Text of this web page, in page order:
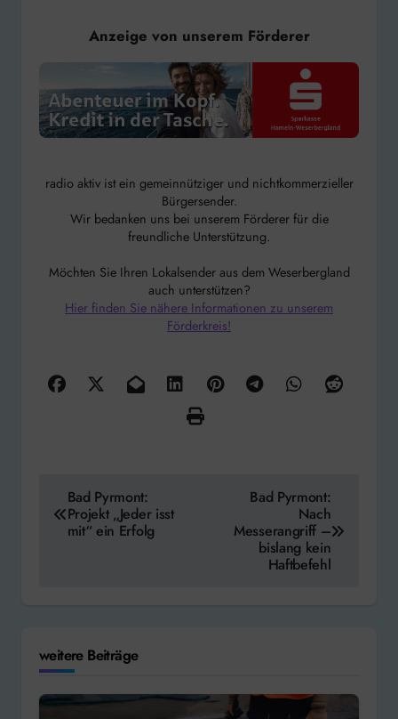
Anzeige von unserem Förderer
radio aktiv ist ein gemeinnütziger und nichtkommerzieller
Bürgersender.
Wir bedanken uns bei unserem Förderer für die
freundliche Unterstützung.
Möchten Sie Ihren Lokalsender aus dem Weserbergland
auch unterstützen?
Hier finden Sie nähere Informationen zu unserem
Förderkreis!
Beitragsnavigation
Bad Pyrmont:
Projekt „Jeder isst
mit“ ein Erfolg
Bad Pyrmont:
Nach
Messerangriff –
bislang kein
Haftbefehl
weitere Beiträge